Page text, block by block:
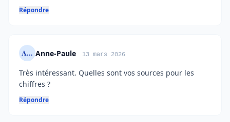
Répondre
A... Anne-Paule 13 mars 2026
Très intéressant. Quelles sont vos sources pour les
chiffres ?
Répondre